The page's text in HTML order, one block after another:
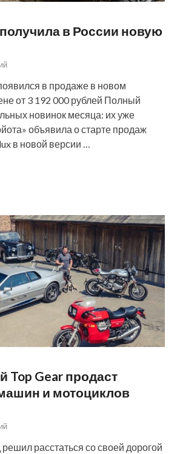
в России новую
в продаже в новом
от 3 192 000 рублей Полный
новинок месяца: их уже
объявила о старте продаж
в новой версии …
Top Gear продаст
и мотоциклов
расстаться со своей дорогой